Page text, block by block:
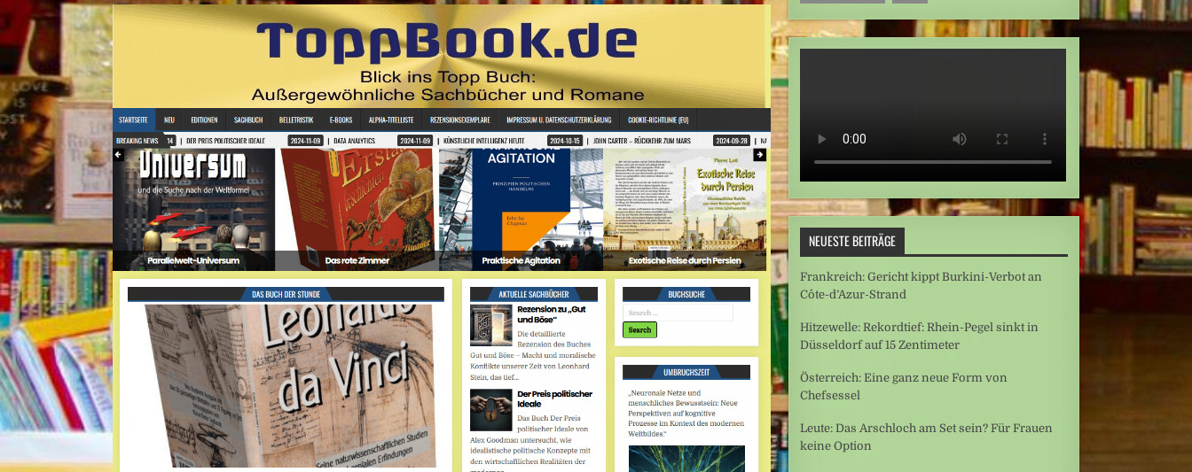
NEUESTE BEITRÄGE
Frankreich: Gericht kippt Burkini-Verbot an
Côte-d’Azur-Strand
Hitzewelle: Rekordtief: Rhein-Pegel sinkt in
Düsseldorf auf 15 Zentimeter
Österreich: Eine ganz neue Form von
Chefsessel
Leute: Das Arschloch am Set sein? Für Frauen
keine Option